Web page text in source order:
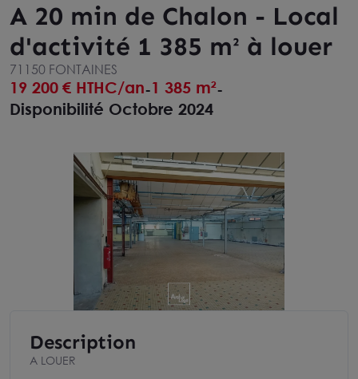
A 20 min de Chalon - Local
d'activité 1 385 m² à louer
71150 FONTAINES
19 200 € HTHC/an-1 385 m²-
Disponibilité Octobre 2024
Description
A LOUER